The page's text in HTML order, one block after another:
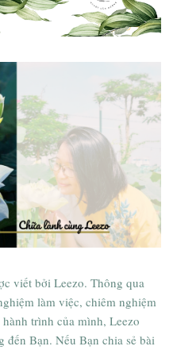
các lớp học
Leezo
viết bởi Leezo. Thông qua
làm việc, chiêm nghiệm
trình của mình, Leezo
đến Bạn. Nếu Bạn chia sẻ bài